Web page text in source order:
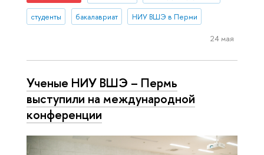
студенты бакалавриат НИУ ВШЭ в Перми
24 мая
Ученые НИУ ВШЭ – Пермь
выступили на международной
конференции